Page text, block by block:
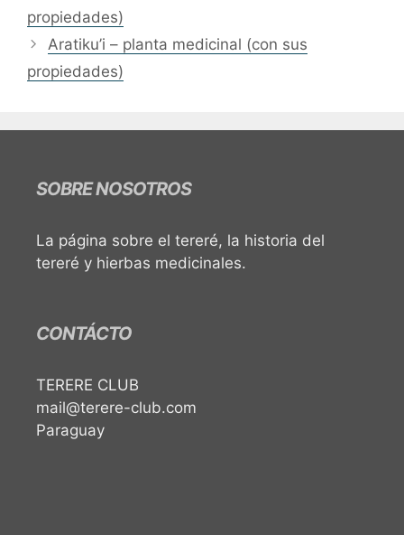
propiedades)
Aratiku’i – planta medicinal (con sus
propiedades)
SOBRE NOSOTROS
La página sobre el tereré, la historia del
tereré y hierbas medicinales.
CONTÁCTO
TERERE CLUB
mail@terere-club.com
Paraguay